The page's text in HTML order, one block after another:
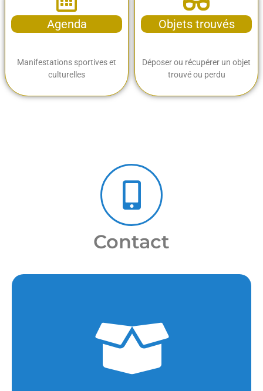
Agenda
Manifestations sportives et
culturelles
Objets trouvés
Déposer ou récupérer un objet
trouvé ou perdu
Contact